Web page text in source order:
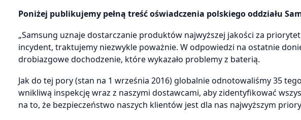
Poniżej publikujemy pełną treść oświadczenia polskiego oddziału
„Samsung uznaje dostarczanie produktów najwyższej jakości za
incydent, traktujemy niezwykle poważnie. W odpowiedzi na ostatnie
drobiazgowe dochodzenie, które wykazało problemy z baterią.
Jak do tej pory (stan na 1 września 2016) globalnie odnotowaliśmy 35
wnikliwą inspekcję wraz z naszymi dostawcami, aby zidentyfikować
na to, że bezpieczeństwo naszych klientów jest dla nas najwyższym